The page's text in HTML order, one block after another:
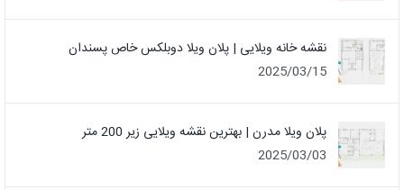
نقشه خانه ویلایی | پلان ویلا دوبلکس خاص پسندان
2025/03/15
پلان ویلا مدرن | بهترین نقشه ویلایی زیر 200 متر
2025/03/03